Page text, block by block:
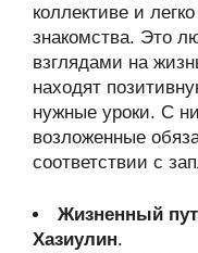
коллективе и
знакомства. Это
взглядами на
находят
нужные уроки. С
возложенные
соответствии с
Жизненный
Хазиулин.